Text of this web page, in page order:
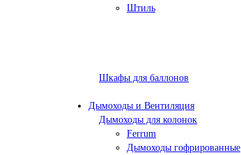
Штиль
Шкафы для баллонов
Дымоходы и Вентиляция
Дымоходы для колонок
Ferrum
Дымоходы гофрированные